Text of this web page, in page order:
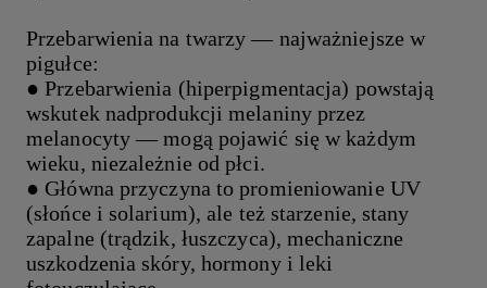
Przebarwienia na twarzy — najważniejsze w
pigułce:
● Przebarwienia (hiperpigmentacja) powstają
wskutek nadprodukcji melaniny przez
melanocyty — mogą pojawić się w każdym
wieku, niezależnie od płci.
● Główna przyczyna to promieniowanie UV
(słońce i solarium), ale też starzenie, stany
zapalne (trądzik, łuszczyca), mechaniczne
uszkodzenia skóry, hormony i leki